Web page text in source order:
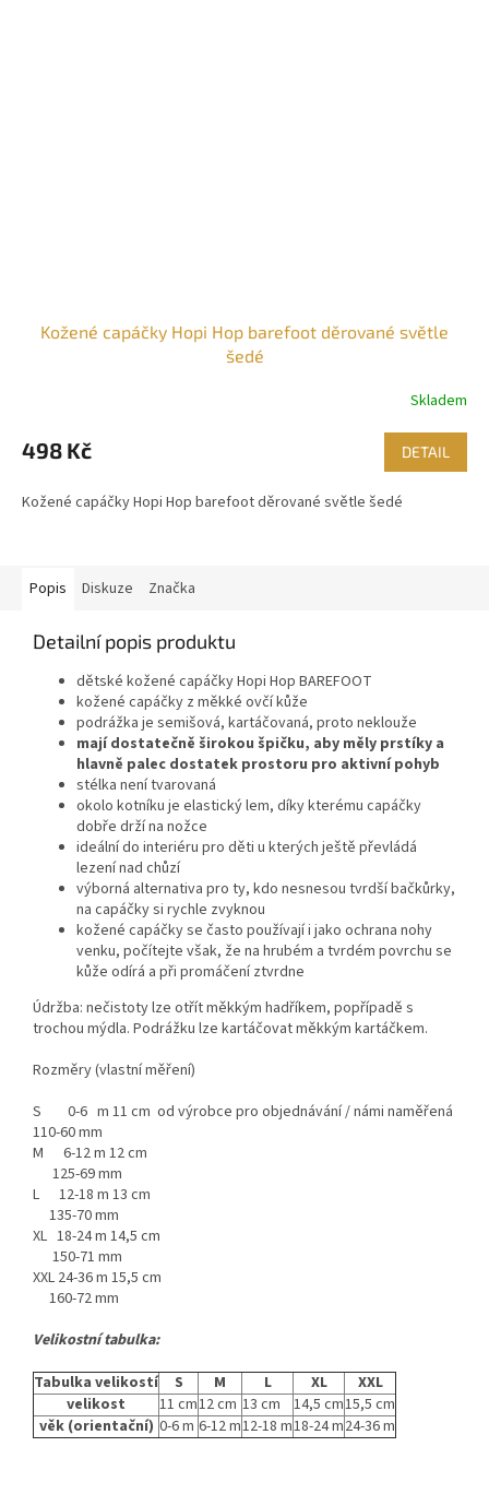
Kožené capáčky Hopi Hop barefoot děrované světle
šedé
Skladem
498 Kč DETAIL
Kožené capáčky Hopi Hop barefoot děrované světle šedé
Popis Diskuze Značka
Detailní popis produktu
dětské kožené capáčky Hopi Hop BAREFOOT
kožené capáčky z měkké ovčí kůže
podrážka je semišová, kartáčovaná, proto neklouže
mají dostatečně širokou špičku, aby měly prstíky a
hlavně palec dostatek prostoru pro aktivní pohyb
stélka není tvarovaná
okolo kotníku je elastický lem, díky kterému capáčky
dobře drží na nožce
ideální do interiéru pro děti u kterých ještě převládá
lezení nad chůzí
výborná alternativa pro ty, kdo nesnesou tvrdší bačkůrky,
na capáčky si rychle zvyknou
kožené capáčky se často používají i jako ochrana nohy
venku, počítejte však, že na hrubém a tvrdém povrchu se
kůže odírá a při promáčení ztvrdne
Údržba: nečistoty lze otřít měkkým hadříkem, popřípadě s
trochou mýdla. Podrážku lze kartáčovat měkkým kartáčkem.
Rozměry (vlastní měření)
S 0-6 m 11 cm od výrobce pro objednávání / námi naměřená
110-60 mm
M 6-12 m 12 cm
125-69 mm
L 12-18 m 13 cm
135-70 mm
XL 18-24 m 14,5 cm
150-71 mm
XXL 24-36 m 15,5 cm
160-72 mm
Velikostní tabulka:
Tabulka velikostí
S M L XL
XXL
velikost
11 cm12 cm 13 cm 14,5 cm15,5 cm
věk (orientační) 0-6 m 6-12 m12-18 m18-24 m24-36 m